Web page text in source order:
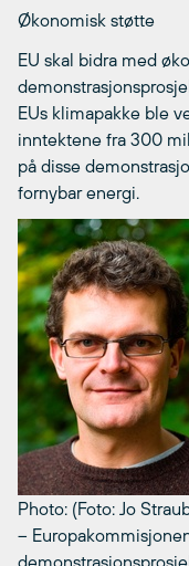
Økonomisk støtte
EU skal bidra med
EUs klimapakke ble
inntektene fra 300
på disse
fornybar energi.
Photo: (Foto: Jo
–